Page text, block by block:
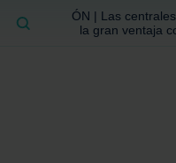
ÓN | Las
la gran ventaja
BUSCAR